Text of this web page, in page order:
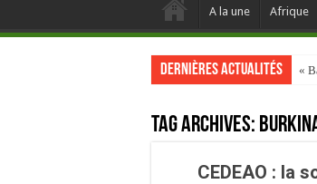
A la une Afrique
Dernières actualités «
Tag Archives:
CEDEAO : la